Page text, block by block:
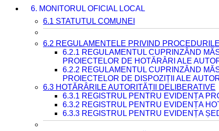
6. MONITORUL OFICIAL LOCAL
6.1 STATUTUL COMUNEI
6.2 REGULAMENTELE PRIVIND
6.2.1 REGULAMENTUL CUPRINZÂND
PROIECTELOR DE HOTĂRÂRI ALE
6.2.2 REGULAMENTUL CUPRINZÂND
PROIECTELOR DE DISPOZIȚII ALE
6.3 HOTĂRÂRILE AUTORITĂȚII DELIBERATIVE
6.3.1 REGISTRUL PENTRU EVIDENȚA
6.3.2 REGISTRUL PENTRU EVIDENȚA
6.3.3 REGISTRUL PENTRU EVIDENȚA